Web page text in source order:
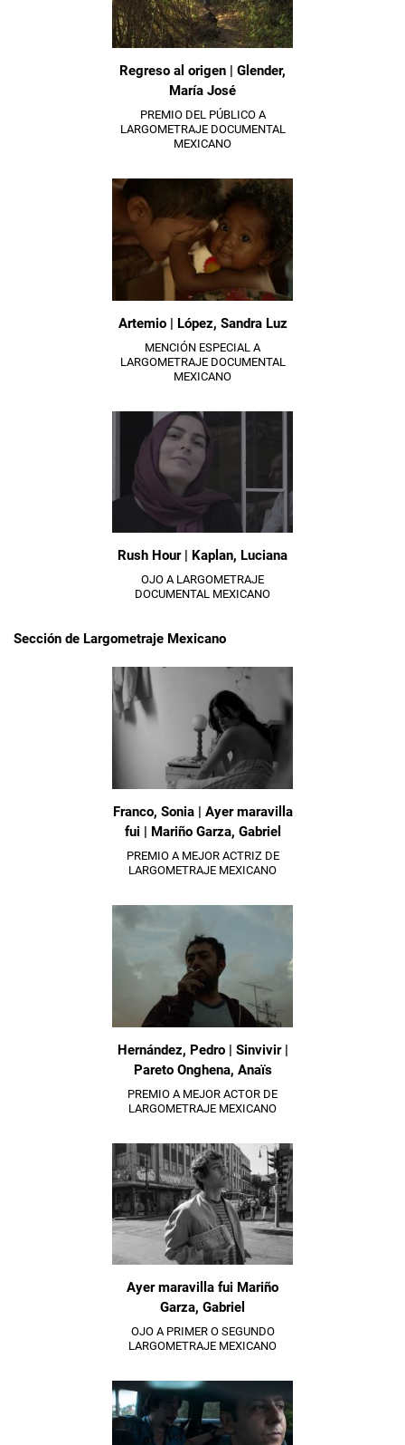
Regreso al origen | Glender,
María José
PREMIO DEL PÚBLICO A
LARGOMETRAJE DOCUMENTAL
MEXICANO
Artemio | López, Sandra Luz
MENCIÓN ESPECIAL A
LARGOMETRAJE DOCUMENTAL
MEXICANO
Rush Hour | Kaplan, Luciana
OJO A LARGOMETRAJE
DOCUMENTAL MEXICANO
Sección de Largometraje Mexicano
Franco, Sonia | Ayer maravilla
fui | Mariño Garza, Gabriel
PREMIO A MEJOR ACTRIZ DE
LARGOMETRAJE MEXICANO
Hernández, Pedro | Sinvivir |
Pareto Onghena, Anaïs
PREMIO A MEJOR ACTOR DE
LARGOMETRAJE MEXICANO
Ayer maravilla fui Mariño
Garza, Gabriel
OJO A PRIMER O SEGUNDO
LARGOMETRAJE MEXICANO